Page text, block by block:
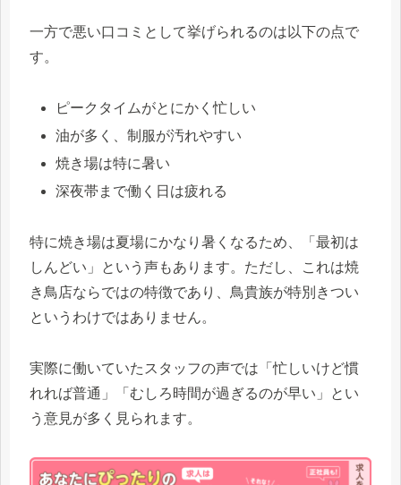
一方で悪い口コミとして挙げられるのは以下の点で
す。
ピークタイムがとにかく忙しい
油が多く、制服が汚れやすい
焼き場は特に暑い
深夜帯まで働く日は疲れる
特に焼き場は夏場にかなり暑くなるため、「最初は
しんどい」という声もあります。ただし、これは焼
き鳥店ならではの特徴であり、鳥貴族が特別きつい
というわけではありません。
実際に働いていたスタッフの声では「忙しいけど慣
れれば普通」「むしろ時間が過ぎるのが早い」とい
う意見が多く見られます。